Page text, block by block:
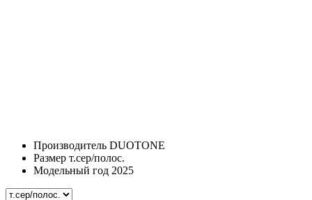
Производитель DUOTONE
Размер т.сер/полос.
Модельный год 2025